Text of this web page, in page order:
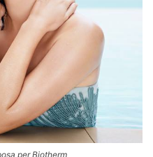
per Biotherm